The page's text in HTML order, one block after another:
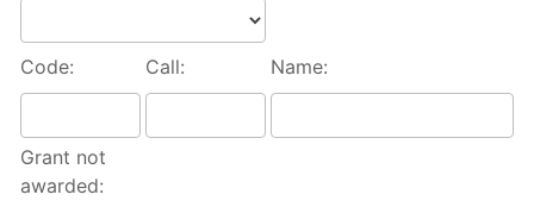
Code: Call: Name:
Grant not
awarded: